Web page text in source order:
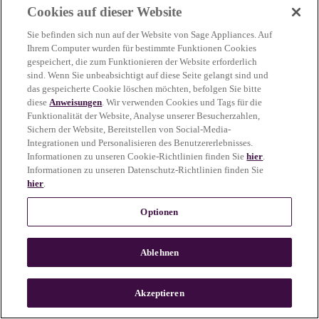
more information)
n
Cookies auf dieser Website
Sie befinden sich nun auf der Website von Sage Appliances. Auf
Ihrem Computer wurden für bestimmte Funktionen Cookies
gespeichert, die zum Funktionieren der Website erforderlich
sind. Wenn Sie unbeabsichtigt auf diese Seite gelangt sind und
das gespeicherte Cookie löschen möchten, befolgen Sie bitte
dieseAnweisungen. Wir verwenden Cookies und Tags für die
Funktionalität der Website, Analyse unserer Besucherzahlen,
Sichern der Website, Bereitstellen von Social-Media-
Integrationen und Personalisieren des Benutzererlebnisses.
Informationen zu unseren Cookie-Richtlinien finden Siehier.
Informationen zu unseren Datenschutz-Richtlinien finden Sie
hier.
Optionen
Ablehnen
Akzeptieren